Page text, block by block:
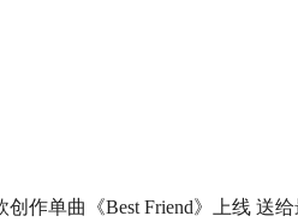
创作单曲《Best Friend》上线 送